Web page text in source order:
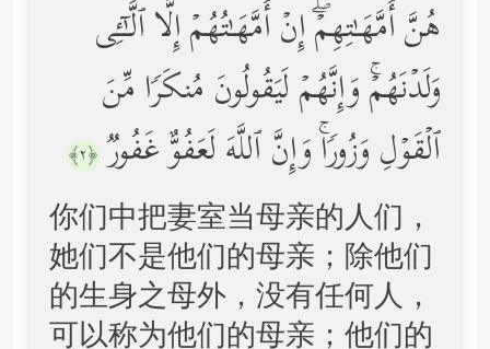
هُنَّ أُمَّهَـٰتِهِمۡۖ إِنۡ أُمَّهَـٰتُهُمۡ إِلَّا ٱلَّـٰۤـِٔی
وَلَدۡنَهُمۡۚ وَإِنَّهُمۡ لَیَقُولُونَ مُنكَرࣰا مِّنَ
ٱلۡقَوۡلِ وَزُورࣰاۚ وَإِنَّ ٱللَّهَ لَعَفُوٌّ غَفُورࣱ ﴿٢﴾
你们中把妻室当母亲的人们，
她们不是他们的母亲；除他们
的生身之母外，没有任何人，